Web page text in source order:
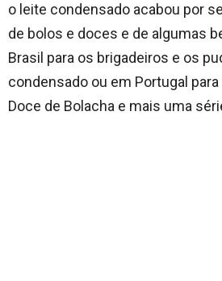
o leite condensado acabou por
de bolos e doces e de algumas
Brasil para os brigadeiros e os
condensado ou em Portugal para
Doce de Bolacha e mais uma